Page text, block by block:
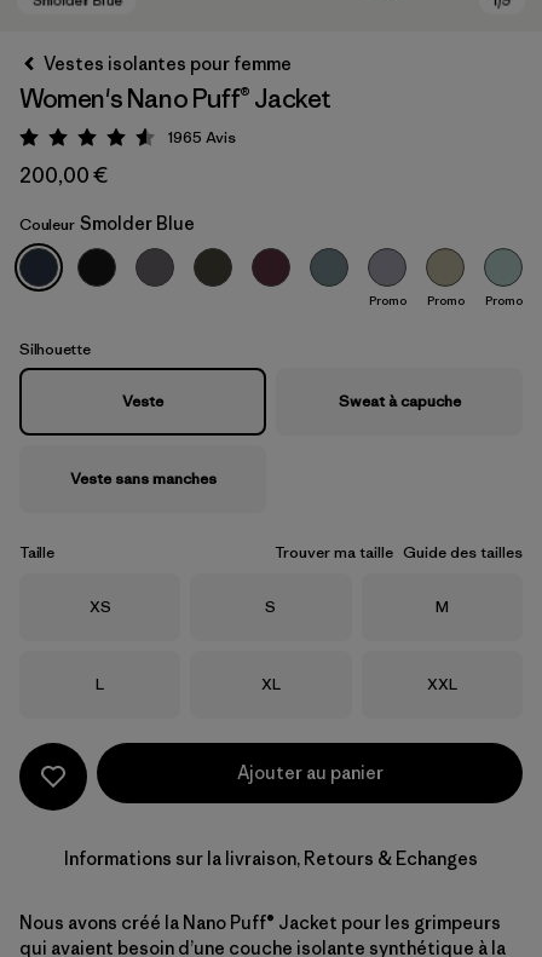
Smolder Blue
Vestes isolantes pour femme
Women's Nano Puff® Jacket
Évaluation: 4.6 / 5
1965 Avis
200,00 €
Couleur Smolder Blue
Promo Promo Promo
Silhouette
Veste Sweat à capuche
Veste sans manches
Taille Trouver ma taille Guide des tailles
Taille
XS Taille
S Taille
M
Taille
L Taille
XL Taille
XXL
Ajouter au panier
Informations sur la livraison, Retours & Echanges
Nous avons créé la Nano Puff® Jacket pour les grimpeurs
qui avaient besoin d’une couche isolante synthétique à la